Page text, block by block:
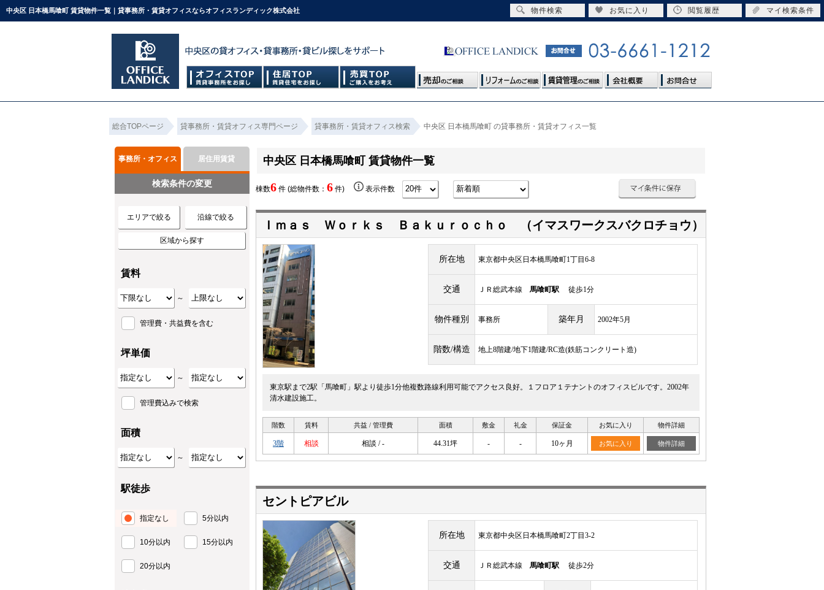
中央区 日本橋馬喰町 賃貸物件一覧｜貸事務所・賃貸オフィスならオフィスランディック株式会社
総合TOPページ 貸事務所・賃貸オフィス専門ページ 貸事務所・賃貸オフィス検索 中央区 日本橋馬喰町 の貸事務所・賃貸オフィス一覧
中央区 日本橋馬喰町 賃貸物件一覧
棟数6 件 (総物件数： 6 件) 表示件数
Ｉｍａｓ Ｗｏｒｋｓ Ｂａｋｕｒｏｃｈｏ （イマスワークスバクロチョウ）
所在地 東京都中央区日本橋馬喰町1丁目6-8
交通 ＪＲ総武本線 馬喰町駅 徒歩1分
物件種別 事務所 築年月 2002年5月
階数/構造 地上8階建/地下1階建/RC造(鉄筋コンクリート造)
東京駅まで2駅「馬喰町」駅より徒歩1分他複数路線利用可能でアクセス良好。１フロア１テナントのオフィスビルです。2002年
清水建設施工。
階数 賃料 共益 / 管理費 面積 敷金 礼金 保証金 お気に入り 物件詳細
3階 相談 相談 / - 44.31坪 - - 10ヶ月 お気に入り 物件詳細
セントピアビル
所在地 東京都中央区日本橋馬喰町2丁目3-2
交通 ＪＲ総武本線 馬喰町駅 徒歩2分
事務所・オフィス 居住用賃貸
検索条件の変更
エリアで絞る 沿線で絞る
区域から探す
賃料
～
管理費・共益費を含む
坪単価
～
管理費込みで検索
面積
～
駅徒歩
指定なし 5分以内
10分以内 15分以内
20分以内
物件検索 お気に入り 閲覧履歴 マイ検索条件